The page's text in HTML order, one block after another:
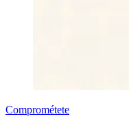
Comprométete